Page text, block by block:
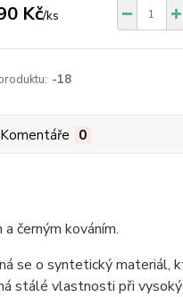
Kč/ks
-18
Komentáře 0
černým kováním.
se o syntetický materiál,
stálé vlastnosti při